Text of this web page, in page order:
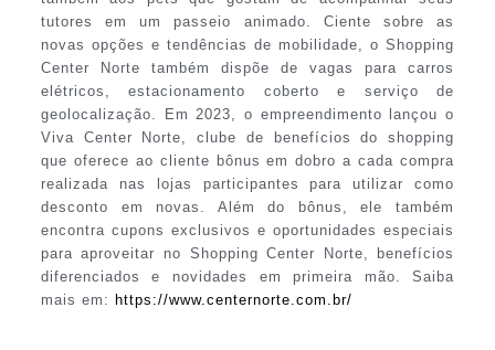
tutores em um passeio animado. Ciente sobre as
novas opções e tendências de mobilidade, o Shopping
Center Norte também dispõe de vagas para carros
elétricos, estacionamento coberto e serviço de
geolocalização. Em 2023, o empreendimento lançou o
Viva Center Norte, clube de benefícios do shopping
que oferece ao cliente bônus em dobro a cada compra
realizada nas lojas participantes para utilizar como
desconto em novas. Além do bônus, ele também
encontra cupons exclusivos e oportunidades especiais
para aproveitar no Shopping Center Norte, benefícios
diferenciados e novidades em primeira mão. Saiba
mais em: https://www.centernorte.com.br/